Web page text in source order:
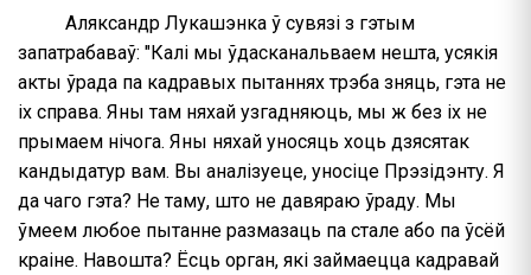
Аляксандр Лукашэнка ў сувязі з гэтым
запатрабаваў: "Калі мы ўдасканальваем нешта, усякія
акты ўрада па кадравых пытаннях трэба зняць, гэта не
іх справа. Яны там няхай узгадняюць, мы ж без іх не
прымаем нічога. Яны няхай уносяць хоць дзясятак
кандыдатур вам. Вы аналізуеце, уносіце Прэзідэнту. Я
да чаго гэта? Не таму, што не давяраю ўраду. Мы
ўмеем любое пытанне размазаць па стале або па ўсёй
краіне. Навошта? Ёсць орган, які займаецца кадравай